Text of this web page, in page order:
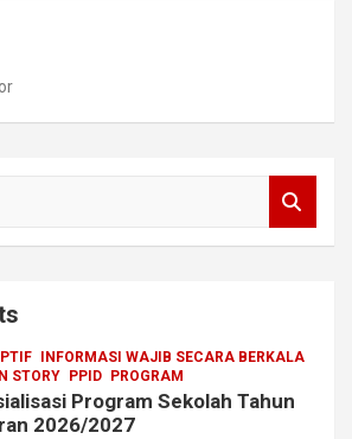
INFORMASI WAJIB SECARA BERKALA
STORY
PPID PROGRAM
Program Sekolah Tahun
2026/2027